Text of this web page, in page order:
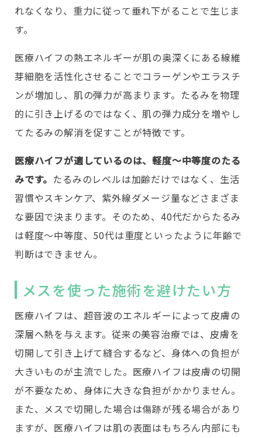
れなくなり、重力に従って垂れ下がることで生じま
す。
医療ハイフの熱エネルギーが肌の奥深くにある線維
芽細胞を活性化させることでコラーゲンやエラスチ
ンが増加し、肌の弾力が高まります。たるみを物理
的に引き上げるのではなく、肌の弾力成分を増やし
てたるみの解消を促すことが特徴です。
医療ハイフが適しているのは、軽度～中等度のたる
みです。 たるみのレベルは加齢だけではなく、生活
習慣やスキンケア、紫外線ダメージ量などさまざま
な要因で決まります。そのため、40代だからたるみ
は軽度～中等度、50代は重度といったように年齢で
判断はできません。
メスを使った施術を避けたい方
医療ハイフは、超音波のエネルギーによって皮膚の
深層へ熱を与えます。従来の美容治療では、皮膚を
切開して引き上げて縫合するなど、身体への負担が
大きいものが主流でした。医療ハイフは皮膚の切開
が不要なため、身体に大きな負担がかかりません。
また、メスで切開した場合は傷跡が残る場合があり
ますが、医療ハイフは肌の表面はもちろん内部にも